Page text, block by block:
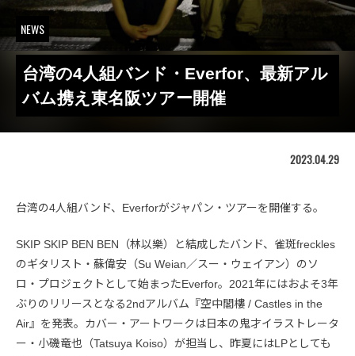
NEWS
台湾の4人組バンド・Everfor、最新アル
バム携え東名阪ツアー開催
2023.04.29
台湾の4人組バンド、Everforがジャパン・ツアーを開催する。
SKIP SKIP BEN BEN（林以樂）と結成したバンド、雀斑freckles
のギタリスト・蘇偉安（Su Weian／スー・ウェイアン）のソ
ロ・プロジェクトとして始まったEverfor。2021年にはおよそ3年
ぶりのリリースとなる2ndアルバム『空中閣樓 / Castles in the
Air』を発表。カバー・アートワークは日本の鬼才イラストレータ
ー・小磯竜也（Tatsuya Koiso）が担当し、昨夏にはLPとしても